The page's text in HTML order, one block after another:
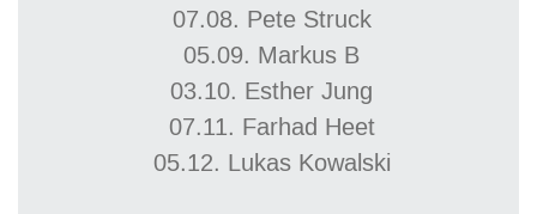
07.08. Pete Struck
05.09. Markus B
03.10. Esther Jung
07.11. Farhad Heet
05.12. Lukas Kowalski